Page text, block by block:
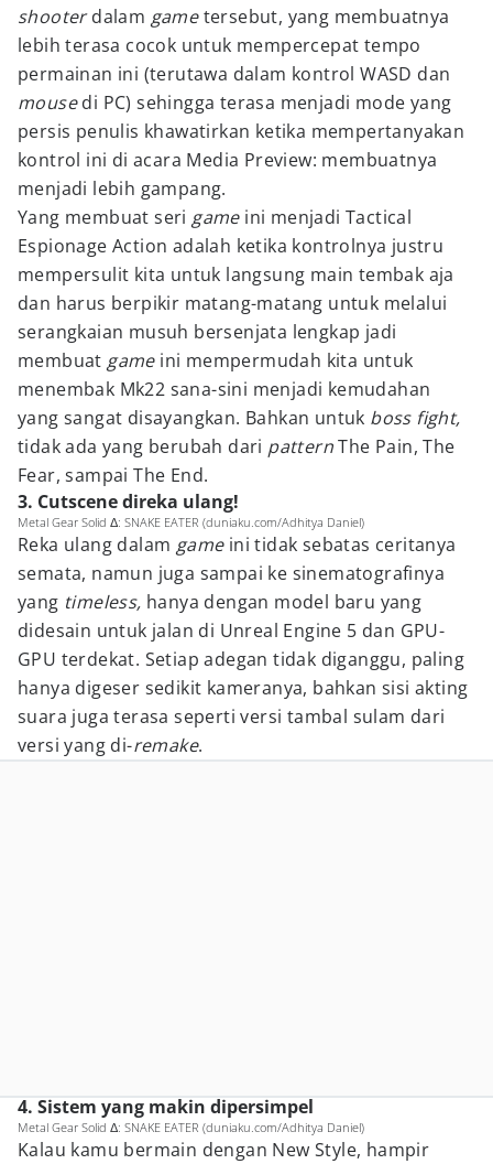
shooterdalam gametersebut, yang membuatnya
lebih terasa cocok untuk mempercepat tempo
permainan ini (terutawa dalam kontrol WASD dan
mousedi PC) sehingga terasa menjadi mode yang
persis penulis khawatirkan ketika mempertanyakan
kontrol ini di acara Media Preview: membuatnya
menjadi lebih gampang.
Yang membuat seri game ini menjadi Tactical
Espionage Action adalah ketika kontrolnya justru
mempersulit kita untuk langsung main tembak aja
dan harus berpikir matang-matang untuk melalui
serangkaian musuh bersenjata lengkap jadi
membuat game ini mempermudah kita untuk
menembak Mk22 sana-sini menjadi kemudahan
yang sangat disayangkan. Bahkan untuk boss fight,
tidak ada yang berubah dari patternThe Pain, The
Fear, sampai The End.
3. Cutscene direka ulang!
Metal Gear Solid Δ: SNAKE EATER (duniaku.com/Adhitya Daniel)
Reka ulang dalam game ini tidak sebatas ceritanya
semata, namun juga sampai ke sinematografinya
yang timeless, hanya dengan model baru yang
didesain untuk jalan di Unreal Engine 5 dan GPU-
GPU terdekat. Setiap adegan tidak diganggu, paling
hanya digeser sedikit kameranya, bahkan sisi akting
suara juga terasa seperti versi tambal sulam dari
versi yang di-remake.
4. Sistem yang makin dipersimpel
Metal Gear Solid Δ: SNAKE EATER (duniaku.com/Adhitya Daniel)
Kalau kamu bermain dengan New Style, hampir